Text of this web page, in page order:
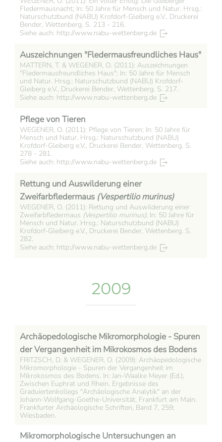
Fledermausnacht; In: 50 Jahre für Mensch und Natur. Hrsg.:
Naturschutzbund (NABU) Krofdorf-Gleiberg e.V., Druckerei
Bender, Wettenberg. S. 213 - 216.
Siehe auch: http://www.nabu-wettenberg.de
Auszeichnungen "Fledermausfreundliches Haus"
MATTERN, T. & WEGENER, O. (2011): Auszeichnungen
"Fledermausfreundliches Haus"; In: 50 Jahre für Mensch
und Natur. Hrsg.: Naturschutzbund (NABU) Krofdorf-
Gleiberg e.V., Druckerei Bender, Wettenberg. S. 217.
Siehe auch: http://www.nabu-wettenberg.de
Pflege von Tieren
WEGENER, O. (2011): Pflege von Tieren; In: 50 Jahre für
Mensch und Natur. Hrsg.: Naturschutzbund (NABU)
Krofdorf-Gleiberg e.V., Druckerei Bender, Wettenberg. S.
278 - 281.
Siehe auch: http://www.nabu-wettenberg.de
Rettung und Auswilderung einer
Zweifarbfledermaus (Vespertilio murinus)
WEGENER, O. (2011): Rettung und Auswilderung einer
Zweifarbfledermaus (Vespertilio murinus); In: 50 Jahre für
Mensch und Natur. Hrsg.: Naturschutzbund (NABU)
Krofdorf-Gleiberg e.V., Druckerei Bender, Wettenberg. S.
282.
Siehe auch: http://www.nabu-wettenberg.de
2009
Archäopedologische Mikromorphologie - Spuren
der Vergangenheit im Mikrokosmos des Bodens
FRITZSCH, D. & WEGENER, O. (2009): Archäopedologische
Mikromorphologie - Spuren der Vergangenheit im
Mikrokosmos des Bodens. In: Jan-Waalke Meyer (Ed.),
Zwischen Euphrat und Rhein. Ergebnisse des
Graduiertenkollegs "Archäologische Analytik" an der
Johann-Wolfgang-Goethe-Universität, Frankfurt am Main.
Frankfurter Archäologische Schriften, Band 7, 259;
Wiesbaden.
Mikromorphologische Untersuchungen an